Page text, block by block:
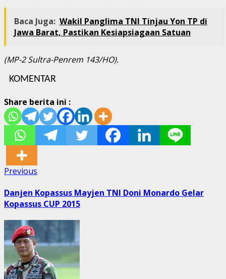
Baca Juga: Wakil Panglima TNI Tinjau Yon TP di
Jawa Barat, Pastikan Kesiapsiagaan Satuan
(MP-2 Sultra-Penrem 143/HO).
KOMENTAR
Share berita ini :
Post
navigation
Previous
Danjen Kopassus Mayjen TNI Doni Monardo Gelar
Kopassus CUP 2015